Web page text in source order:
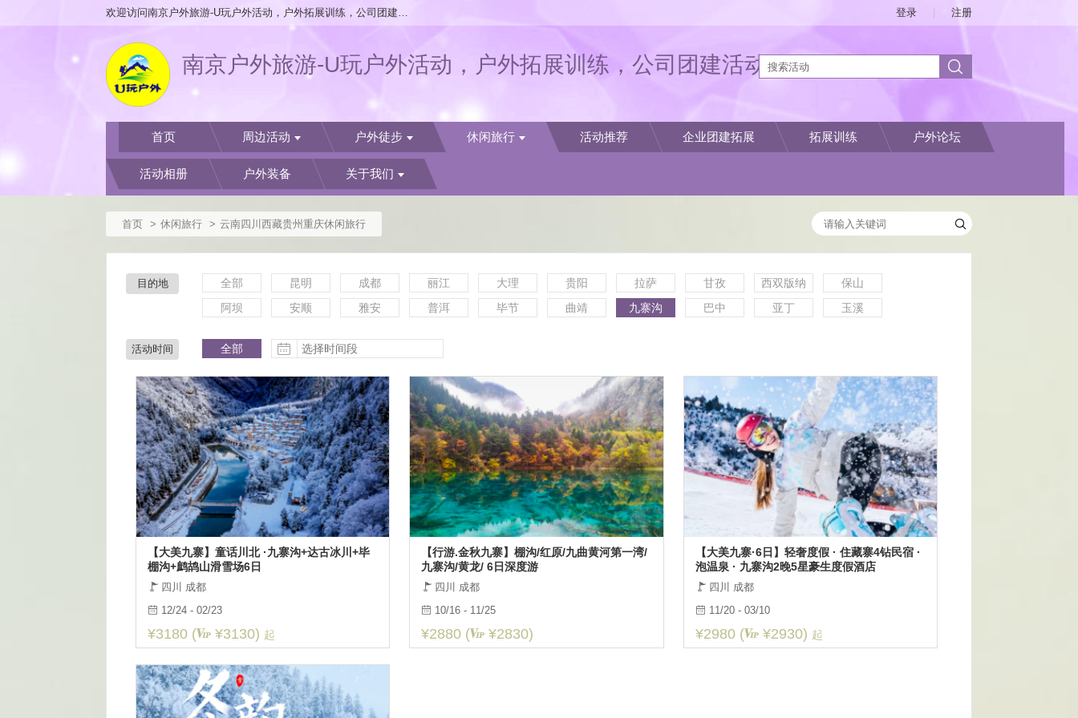
欢迎访问南京户外旅游-U玩户外活动，户外拓展训练，公司团建活动 登录 注册
南京户外旅游-U玩户外活动，户外拓展训练，公司团建活动
首页 周边活动 户外徒步 休闲旅行 活动推荐 企业团建拓展 拓展训练 户外论坛
活动相册 户外装备 关于我们
首页 休闲旅行 云南四川西藏贵州重庆休闲旅行
目的地 全部 昆明 成都 丽江 大理 贵阳 拉萨 甘孜 西双版纳
保山
阿坝
安顺 雅安 普洱 毕节 曲靖 九寨沟 巴中 亚丁 玉溪
活动时间 全部
更多
【大美九寨】童话川北 ·九寨沟+达古冰川+毕
棚沟+鹧鸪山滑雪场6日
四川 成都
12/24 - 02/23
¥3180 ( ¥3130) 起
【行游.金秋九寨】棚沟/红原/九曲黄河第一湾/
九寨沟/黄龙/ 6日深度游
四川 成都
10/16 - 11/25
¥2880 ( ¥2830)
【大美九寨·6日】轻奢度假 · 住藏寨4钻民宿 ·
泡温泉 · 九寨沟2晚5星豪生度假酒店
四川 成都
11/20 - 03/10
¥2980 ( ¥2930) 起